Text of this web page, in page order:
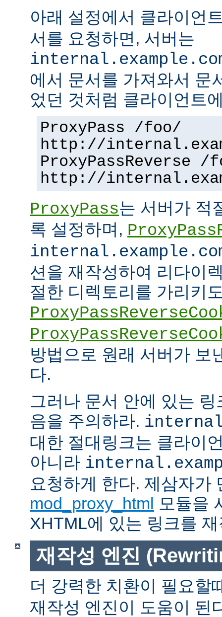
아래 설정에서 클라이언
서를 요청하면, 서버는
에서 문서를 가져와서 문
었던 것처럼 클라이언트
ProxyPass /foo/
http://
ProxyPassReverse /
http://
ProxyPass는 서버가 적
록 설정하며,
션을 재작성하여 리다이
절한 디렉토리를 가리키
방법으로 원래 서버가 보
다.
그러나 문서 안에 있는
음을 주의하라.
대한 절대링크는 클라이
아니라
요청하게 한다. 제삼자가
mod_proxy_html 모듈을
XHTML에 있는 링크를
재작성 엔진
더 강력한 치환이 필요할
재작성 엔진이 도움이 된